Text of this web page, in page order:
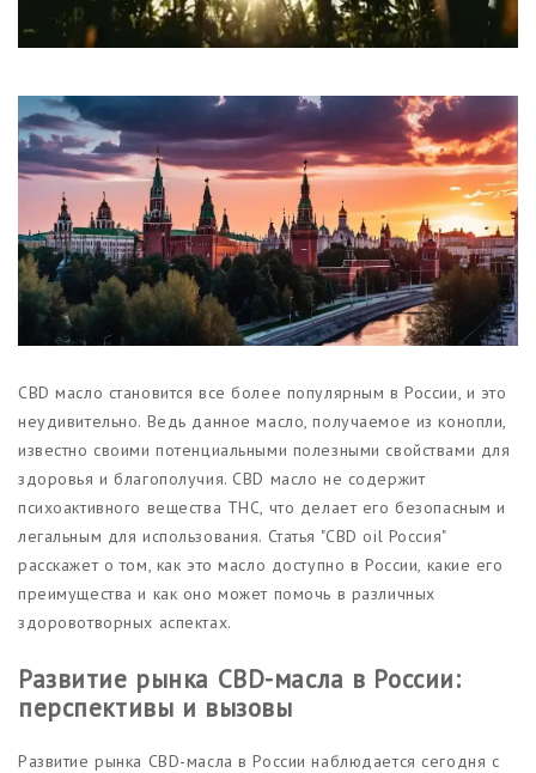
Функциональные продукты с
CBD
Красота и гигиена
CBD для животных
Какао и шоколад с CBD
Магазины
CBD масло становится все более популярным в России, и это
неудивительно. Ведь данное масло, получаемое из конопли,
известно своими потенциальными полезными свойствами для
здоровья и благополучия. CBD масло не содержит
психоактивного вещества THC, что делает его безопасным и
легальным для использования. Статья "CBD oil Россия"
расскажет о том, как это масло доступно в России, какие его
преимущества и как оно может помочь в различных
здоровотворных аспектах.
Развитие рынка CBD-масла в России:
перспективы и вызовы
Развитие рынка CBD-масла в России наблюдается сегодня с